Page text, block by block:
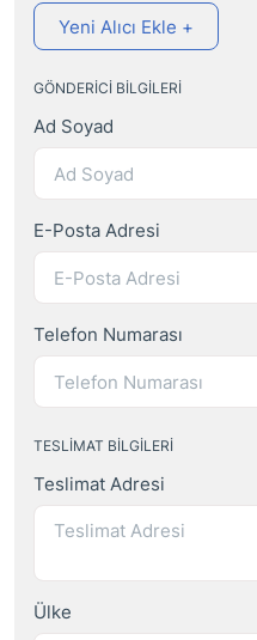
Yeni Alıcı Ekle +
GÖNDERICI BILGILERI
Ad Soyad
E-Posta Adresi
Telefon Numarası
TESLIMAT BILGILERI
Teslimat Adresi
Ülke